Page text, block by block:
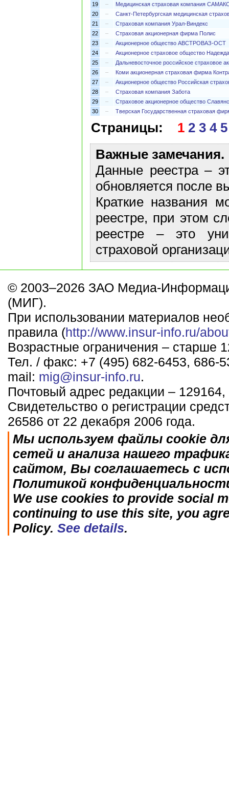
19
–
Медицинская страховая компания
20
–
Санкт-Петербургская медицинская
21
–
Страховая компания Урал-Виндекс
22
–
Страховая акционерная фирма Полис
23
–
Акционерное общество АВСТРОВАЗ-ОСТ
24
–
Акционерное страховое общество Надежда
25
–
Дальневосточное российское страховое
26
–
Коми акционерная страховая фирма
27
–
Акционерное общество Российская
28
–
Страховая компания Забота
29
–
Страховое акционерное общество
30
– Тверская Государственная страховая
Страницы: 1 2 3 4 5
Важные замечания.
Данные реестра –
обновляется после
Краткие названия
реестре, при этом
реестре – это
страховой
© 2003–2026 ЗАО Медиа-
(МИГ).
При использовании материалов
правила (http://www.insur-info.ru/
Возрастные ограничения – старше
Тел. / факс: +7 (495) 682-6453, 686-
mail: mig@insur-info.ru.
Почтовый адрес редакции –
Свидетельство о регистрации
26586 от 22 декабря 2006 года.
Мы используем файлы cookie
сетей и анализа нашего
сайтом, Вы соглашаетесь с
Политикой
We use cookies to provide social
continuing to use this site, you
Policy. See details.